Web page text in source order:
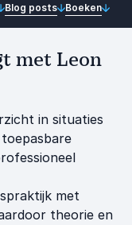
Blog posts Boeken
met Leon
in situaties
met
theorie en